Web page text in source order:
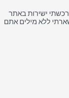
ישירות באתר
ללא מילים אתם